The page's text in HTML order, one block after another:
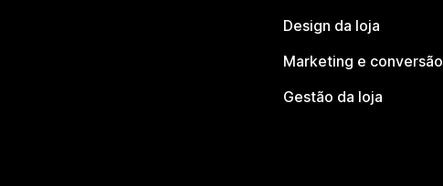
Design da loja
Marketing e conversão
Gestão da loja